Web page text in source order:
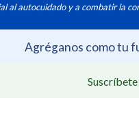
al autocuidado y a combatir la
Agréganos como tu